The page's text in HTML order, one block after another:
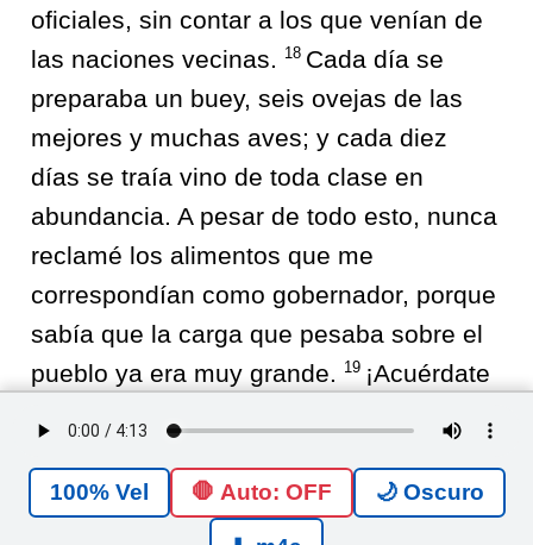
oficiales, sin contar a los que venían de
las naciones vecinas.
18 Cada día se
preparaba un buey, seis ovejas de las
mejores y muchas aves; y cada diez
días se traía vino de toda clase en
abundancia. A pesar de todo esto, nunca
reclamé los alimentos que me
correspondían como gobernador, porque
sabía que la carga que pesaba sobre el
pueblo ya era muy grande.
19 ¡Acuérdate
Nehemías
< >
🛑 Auto: OFF 🌙 Oscuro